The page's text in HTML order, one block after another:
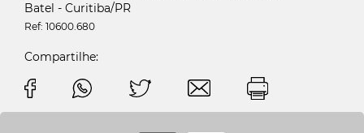
Batel - Curitiba/PR
Ref: 10600.680
Compartilhe: